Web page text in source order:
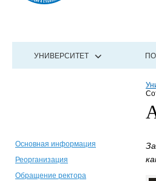
УНИВЕРСИТЕТ
Основная информация
Реорганизация
Обращение ректора